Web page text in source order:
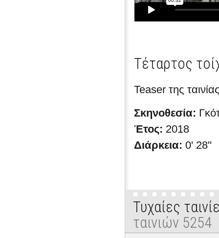
Τέταρτος
Teaser της
Σκηνοθεσία:
Έτος: 2018
Διάρκεια: 0' 28''
Τυχαίες
ταινιών 5254